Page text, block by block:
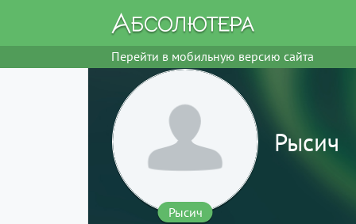
Перейти в мобильную версию сайта
Рысич
Рысич